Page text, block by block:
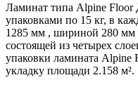
Ламинат типа Alpine Floor
упаковками по 15 кг, в
1285 мм , шириной 280 мм
состоящей из четырех
упаковки ламината Alpine
укладку площади 2.158 м².